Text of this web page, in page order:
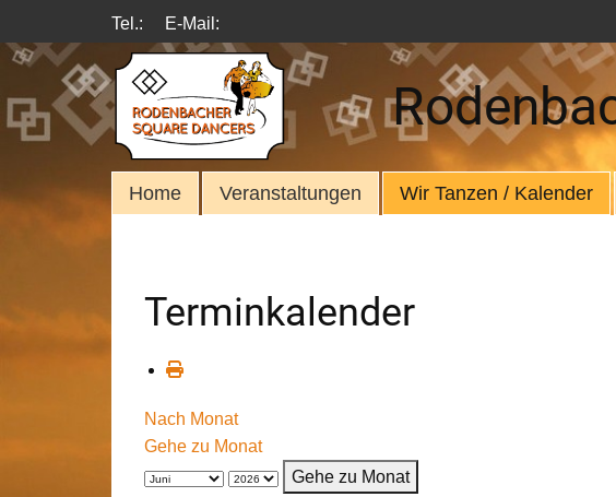
Tel.: E-Mail:
Home Veranstaltungen Wir Tanzen / Kalender
Terminkalender
Nach Monat
Gehe zu Monat
Gehe zu Monat